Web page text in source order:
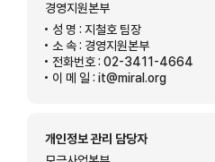
경영지원본부
성 명 : 지철호 팀장
소 속 : 경영지원본부
전화번호 : 02-3411-4664
이 메 일 : it@miral.org
개인정보 관리 담당자